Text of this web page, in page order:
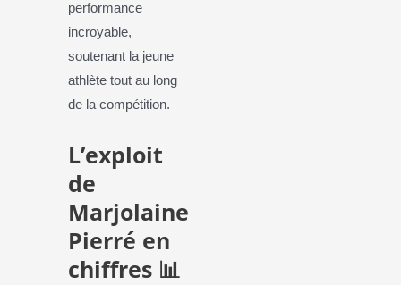
performance
incroyable,
soutenant la jeune
athlète tout au long
de la compétition.
L’exploit
de
Marjolaine
Pierré en
chiffres 📊